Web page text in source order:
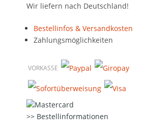
Wir liefern nach Deutschland!
Bestellinfos & Versandkosten
Zahlungsmöglichkeiten
VORKASSE
Bestellinformationen